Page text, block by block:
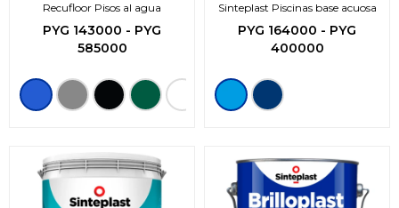
Recufloor Pisos al agua
PYG 143000 - PYG
585000
Sinteplast Piscinas base acuosa
PYG 164000 - PYG
400000